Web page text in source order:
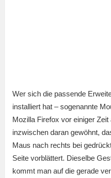
Wer sich die passende
installiert hat – sogenannte
Mozilla Firefox vor einiger
inzwischen daran gewöhnt,
Maus nach rechts bei
Seite vorblättert. Dieselbe
kommt man auf die gerade